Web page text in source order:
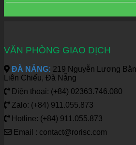
VĂN PHÒNG GIAO DỊCH
ĐÀ NẴNG: 219 Nguyễn Lương
Liên Chiểu, Đà Nẵng
Điện thoại: (+84) 02363.746.080
Zalo: (+84) 911.055.873
Hotline: (+84) 911.055.873
Email : contact@rorisc.com